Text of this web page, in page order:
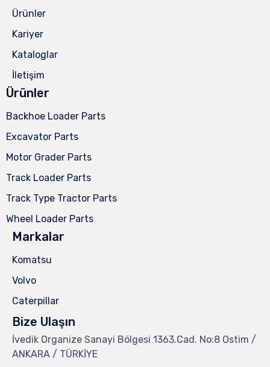
Ürünler
Kariyer
Kataloglar
İletişim
Ürünler
Backhoe Loader Parts
Excavator Parts
Motor Grader Parts
Track Loader Parts
Track Type Tractor Parts
Wheel Loader Parts
Markalar
Komatsu
Volvo
Caterpillar
Bize Ulaşın
İvedik Organize Sanayi Bölgesi 1363.Cad. No:8 Ostim /
ANKARA / TÜRKİYE